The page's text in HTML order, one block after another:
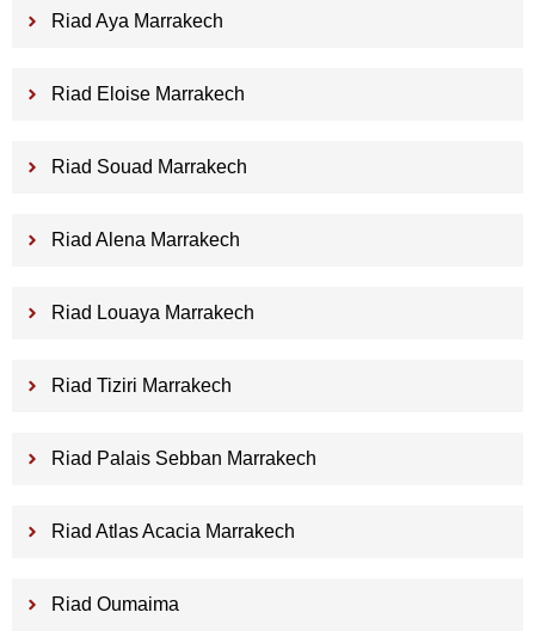
Riad Aya Marrakech
Riad Eloise Marrakech
Riad Souad Marrakech
Riad Alena Marrakech
Riad Louaya Marrakech
Riad Tiziri Marrakech
Riad Palais Sebban Marrakech
Riad Atlas Acacia Marrakech
Riad Oumaima